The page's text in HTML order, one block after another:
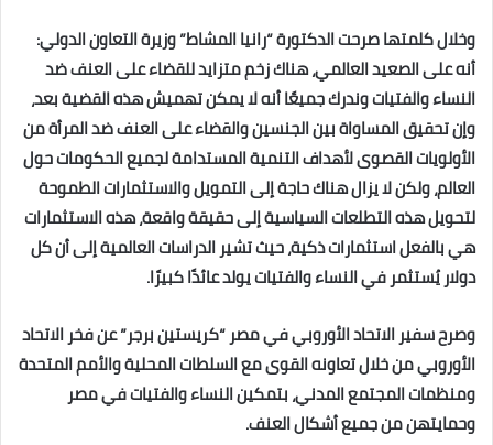
وخلال كلمتها صرحت الدكتورة “رانيا المشاط” وزيرة التعاون الدولي:
أنه على الصعيد العالمي، هناك زخم متزايد للقضاء على العنف ضد
النساء والفتيات وندرك جميعًا أنه لا يمكن تهميش هذه القضية بعد،
وإن تحقيق المساواة بين الجنسين والقضاء على العنف ضد المرأة من
الأولويات القصوى لأهداف التنمية المستدامة لجميع الحكومات حول
العالم، ولكن لا يزال هناك حاجة إلى التمويل والاستثمارات الطموحة
لتحويل هذه التطلعات السياسية إلى حقيقة واقعة، هذه الاستثمارات
هي بالفعل استثمارات ذكية، حيث تشير الدراسات العالمية إلى أن كل
دولار يُستثمر في النساء والفتيات يولد عائدًا كبيرًا.
وصرح سفير الاتحاد الأوروبي في مصر “كريستين برجر” عن فخر الاتحاد
الأوروبي من خلال تعاونه القوى مع السلطات المحلية والأمم المتحدة
ومنظمات المجتمع المدني، بتمكين النساء والفتيات في مصر
وحمايتهن من جميع أشكال العنف.